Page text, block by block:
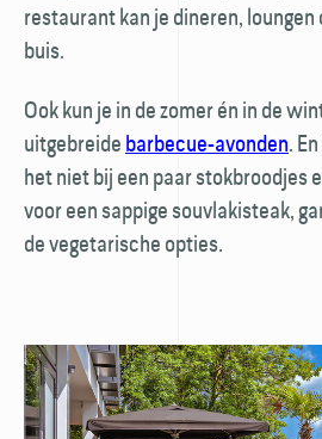
restaurant kan je dineren, loungen
buis.
Ook kun je in de zomer én in de
uitgebreidebarbecue-avonden.
het niet bij een paar stok­broodjes
voor een sappige souvlakisteak,
de vegetarische opties.